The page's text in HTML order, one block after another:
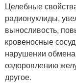
Целебные
радионуклиды,
выносливость,
кровеносные
нарушении обмена
оздоровлению
другое.